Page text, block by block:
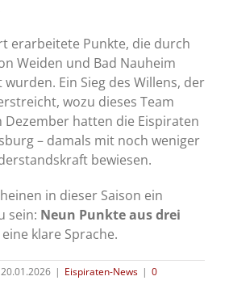
erarbeitete Punkte, die durch
Weiden und Bad Nauheim
Ein Sieg des Willens, der
wozu dieses Team
Dezember hatten die Eispiraten
– damals mit noch weniger
bewiesen.
in dieser Saison ein
sein: Neun Punkte aus drei
klare Sprache.
20.01.2026 | Eispiraten-News | 0